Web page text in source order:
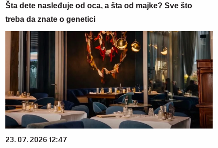
Šta dete nasleđuje od oca, a šta od majke? Sve što
treba da znate o genetici
23. 07. 2026 12:47